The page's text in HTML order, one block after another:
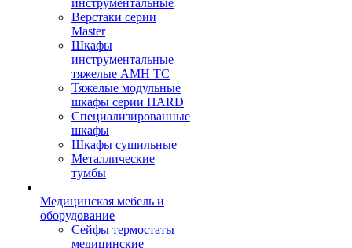
инструментальные
Верстаки серии
Master
Шкафы
инструментальные
тяжелые AMH TC
Тяжелые модульные
шкафы серии HARD
Cпециализированные
шкафы
Шкафы сушильные
Металлические
тумбы
Медицинская мебель и
оборудование
Сейфы термостаты
медицинские